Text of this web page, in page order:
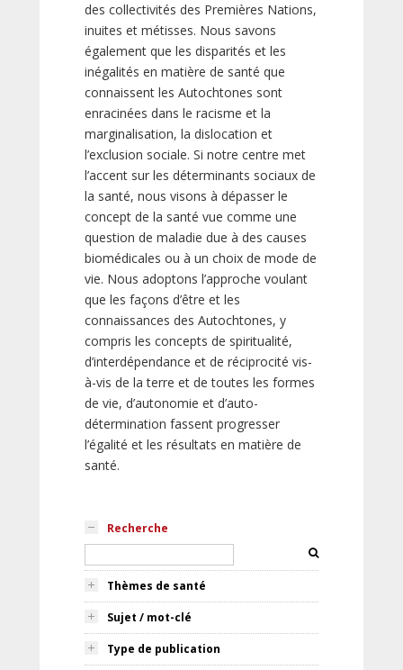
des collectivités des Premières Nations,
inuites et métisses. Nous savons
également que les disparités et les
inégalités en matière de santé que
connaissent les Autochtones sont
enracinées dans le racisme et la
marginalisation, la dislocation et
l’exclusion sociale. Si notre centre met
l’accent sur les déterminants sociaux de
la santé, nous visons à dépasser le
concept de la santé vue comme une
question de maladie due à des causes
biomédicales ou à un choix de mode de
vie. Nous adoptons l’approche voulant
que les façons d’être et les
connaissances des Autochtones, y
compris les concepts de spiritualité,
d’interdépendance et de réciprocité vis-
à-vis de la terre et de toutes les formes
de vie, d’autonomie et d’auto-
détermination fassent progresser
l’égalité et les résultats en matière de
santé.
Recherche
Thèmes de santé
Sujet / mot-clé
Type de publication